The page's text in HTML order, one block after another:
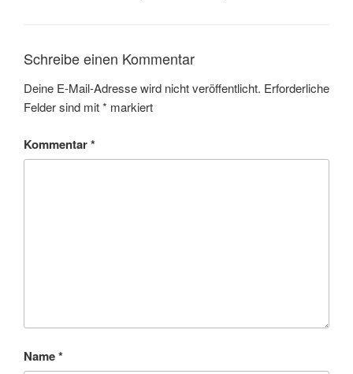
Schreibe einen Kommentar
Deine E-Mail-Adresse wird nicht veröffentlicht. Erforderliche
Felder sind mit* markiert
Kommentar*
Name*